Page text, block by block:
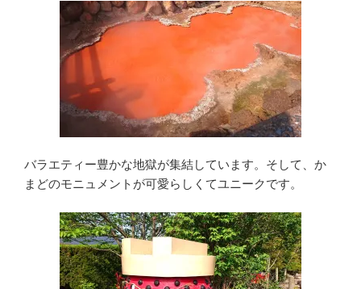
バラエティー豊かな地獄が集結しています。そして、か
まどのモニュメントが可愛らしくてユニークです。